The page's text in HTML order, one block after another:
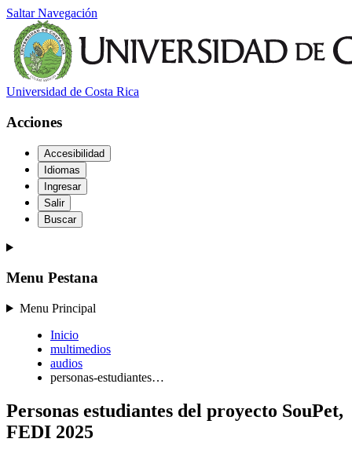
Saltar Navegación
Universidad de Costa Rica
Acciones
Accesibilidad
Idiomas
Ingresar
Salir
Buscar
Menu Pestana
Menu Principal
Inicio
multimedios
audios
personas-estudiantes…
Personas estudiantes del proyecto SouPet,
FEDI 2025